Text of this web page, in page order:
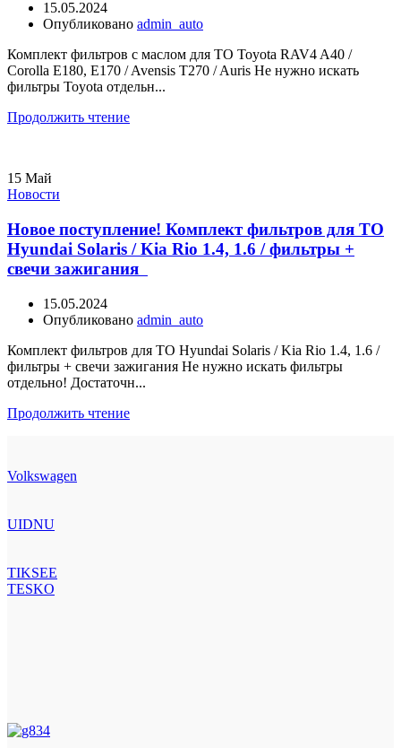
15.05.2024
Опубликовано admin_auto
Комплект фильтров с маслом для ТО Toyota RAV4 A40 /
Corolla E180, E170 / Avensis T270 / Auris Не нужно искать
фильтры Toyota отдельн...
Продолжить чтение
15 Май
Новости
Новое поступление! Комплект фильтров для ТО
Hyundai Solaris / Kia Rio 1.4, 1.6 / фильтры +
свечи зажигания
15.05.2024
Опубликовано admin_auto
Комплект фильтров для ТО Hyundai Solaris / Kia Rio 1.4, 1.6 /
фильтры + свечи зажигания Не нужно искать фильтры
отдельно! Достаточн...
Продолжить чтение
Volkswagen
UIDNU
TIKSEE
TESKO